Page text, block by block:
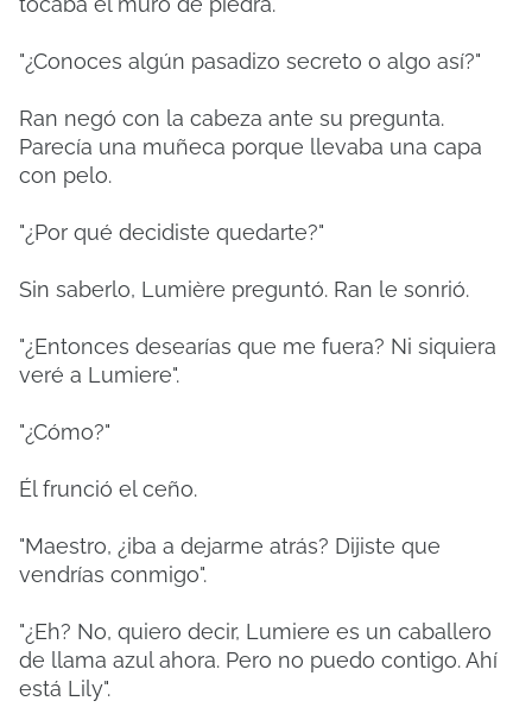
"¿Conoces algún pasadizo secreto o algo así?"
Ran negó con la cabeza ante su pregunta.
Parecía una muñeca porque llevaba una capa
con pelo.
"¿Por qué decidiste quedarte?"
Sin saberlo, Lumière preguntó. Ran le sonrió.
"¿Entonces desearías que me fuera? Ni siquiera
veré a Lumiere".
"¿Cómo?"
Él frunció el ceño.
"Maestro, ¿iba a dejarme atrás? Dijiste que
vendrías conmigo".
"¿Eh? No, quiero decir, Lumiere es un caballero
de llama azul ahora. Pero no puedo contigo. Ahí
está Lily".